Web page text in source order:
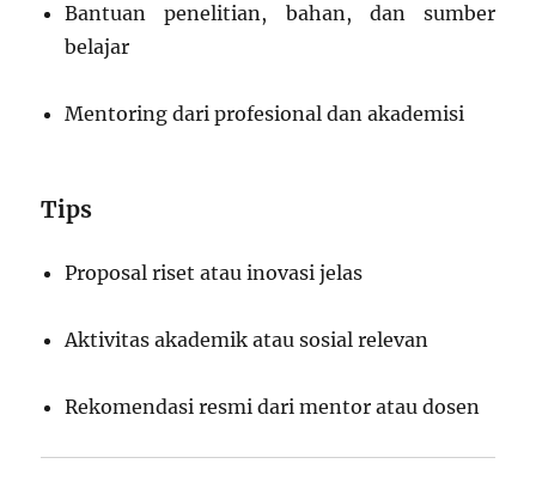
Bantuan penelitian, bahan, dan sumber
belajar
Mentoring dari profesional dan akademisi
Tips
Proposal riset atau inovasi jelas
Aktivitas akademik atau sosial relevan
Rekomendasi resmi dari mentor atau dosen